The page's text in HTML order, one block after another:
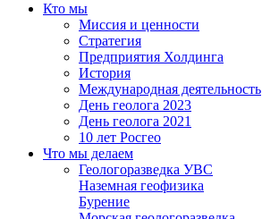
Кто мы
Миссия и ценности
Стратегия
Предприятия Холдинга
История
Международная деятельность
День геолога 2023
День геолога 2021
10 лет Росгео
Что мы делаем
Геологоразведка УВС
Наземная геофизика
Бурение